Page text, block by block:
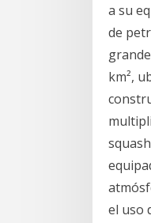
a su
de
km²,
el uso